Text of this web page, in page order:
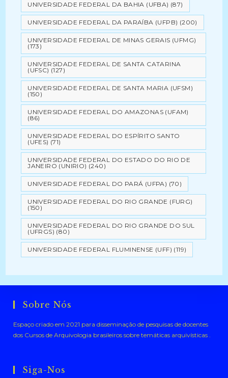
UNIVERSIDADE FEDERAL DA BAHIA (UFBA) (87)
UNIVERSIDADE FEDERAL DA PARAÍBA (UFPB) (200)
UNIVERSIDADE FEDERAL DE MINAS GERAIS (UFMG)
(173)
UNIVERSIDADE FEDERAL DE SANTA CATARINA
(UFSC) (127)
UNIVERSIDADE FEDERAL DE SANTA MARIA (UFSM)
(150)
UNIVERSIDADE FEDERAL DO AMAZONAS (UFAM)
(86)
UNIVERSIDADE FEDERAL DO ESPÍRITO SANTO
(UFES) (71)
UNIVERSIDADE FEDERAL DO ESTADO DO RIO DE
JANEIRO (UNIRIO) (240)
UNIVERSIDADE FEDERAL DO PARÁ (UFPA) (70)
UNIVERSIDADE FEDERAL DO RIO GRANDE (FURG)
(150)
UNIVERSIDADE FEDERAL DO RIO GRANDE DO SUL
(UFRGS) (80)
UNIVERSIDADE FEDERAL FLUMINENSE (UFF) (119)
Sobre Nós
Espaço criado em 2021 para disseminação de pesquisas de docentes
dos Cursos de Arquivologia brasileiros sobre temáticas arquivísticas .
Siga-Nos